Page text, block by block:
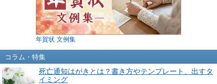
年賀状 文例集
コラム・特集
死亡通知はがきとは？書き方やテンプレート、出すタ
イミング